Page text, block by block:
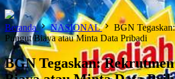
Beranda NASIONAL
BGN
Pungut Biaya atau Minta Data Pribadi
BGN Tegaskan: